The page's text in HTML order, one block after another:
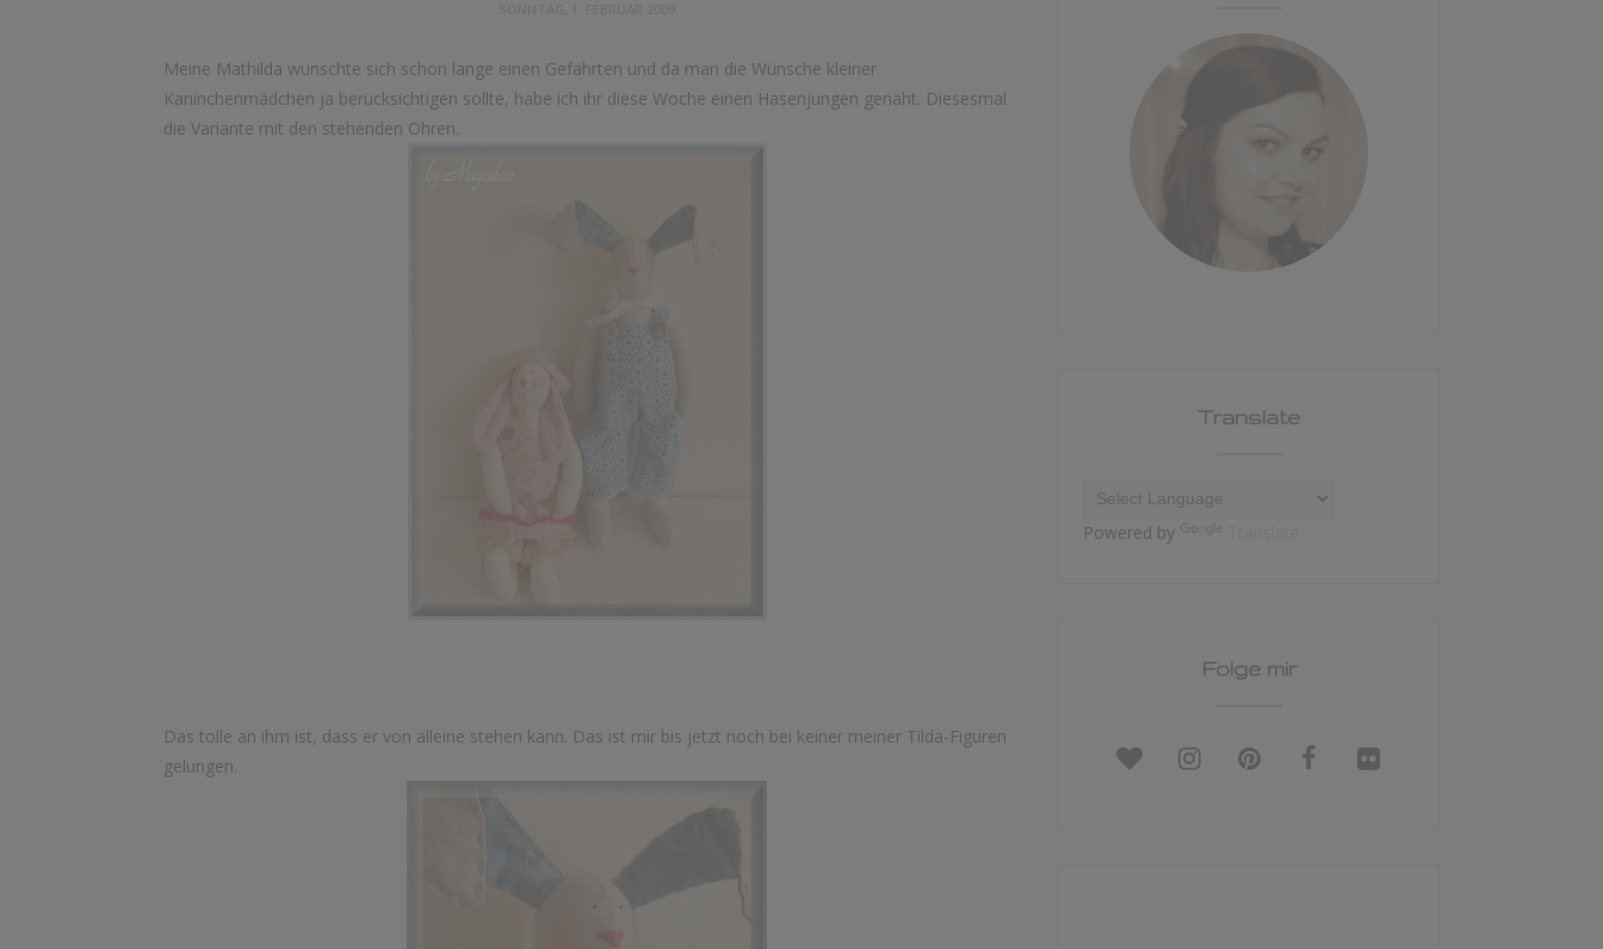
Meine Mathilda wünschte sich schon lange einen Gefährten und da man die Wünsche kleiner
Kaninchenmädchen ja berücksichtigen sollte, habe ich ihr diese Woche einen Hasenjungen genäht. Diesesmal
die Variante mit den stehenden Ohren.
Das tolle an ihm ist, dass er von alleine stehen kann. Das ist mir bis jetzt noch bei keiner meiner Tilda-Figuren
gelungen.
Translate
Powered by
Folge mir